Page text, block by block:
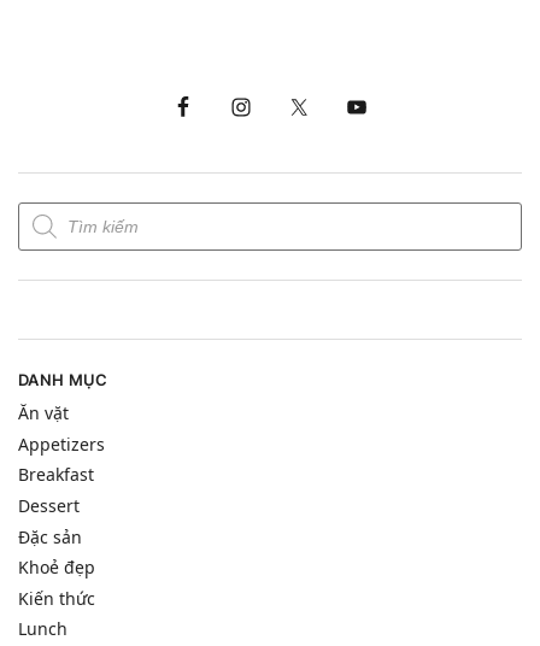
DANH MỤC
Ăn vặt
Appetizers
Breakfast
Dessert
Đặc sản
Khoẻ đẹp
Kiến thức
Lunch